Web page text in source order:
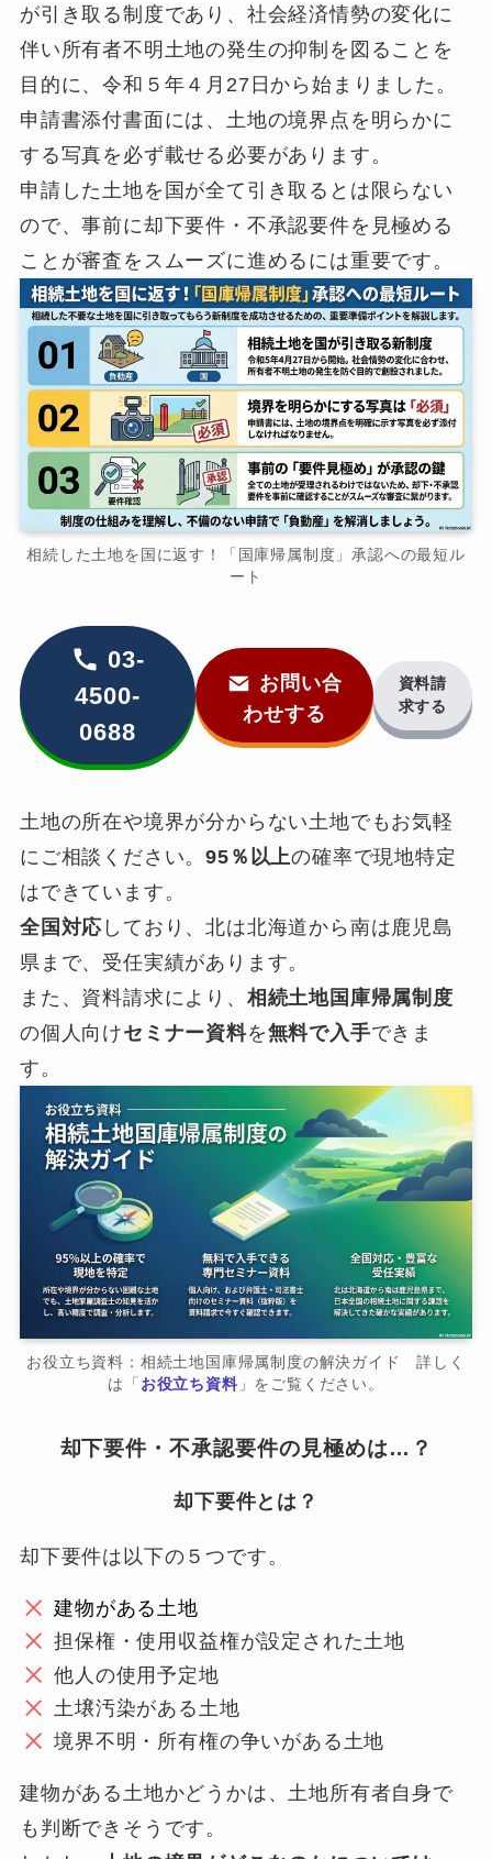
が引き取る制度であり、社会経済情勢の変化に
伴い所有者不明土地の発生の抑制を図ることを
目的に、令和５年４月27日から始まりました。
申請書添付書面には、土地の境界点を明らかに
する写真を必ず載せる必要があります。
申請した土地を国が全て引き取るとは限らない
ので、事前に却下要件・不承認要件を見極める
ことが審査をスムーズに進めるには重要です。
相続した土地を国に返す！「国庫帰属制度」承認への最短ル
ート
03-
4500-
0688
お問い合
わせする
資料請
求する
土地の所在や境界が分からない土地でもお気軽
にご相談ください。95％以上の確率で現地特定
はできています。
全国対応 しており、北は北海道から南は鹿児島
県まで、受任実績があります。
また、資料請求により、 相続土地国庫帰属制度
の個人向けセミナー資料を無料で入手できま
す。
お役立ち資料：相続土地国庫帰属制度の解決ガイド 詳しく
は「 お役立ち資料」をご覧ください。
却下要件・不承認要件の見極めは…？
却下要件とは？
却下要件は以下の５つです。
建物がある土地
担保権・使用収益権が設定された土地
他人の使用予定地
土壌汚染がある土地
境界不明・所有権の争いがある土地
建物がある土地かどうかは、土地所有者自身で
も判断できそうです。